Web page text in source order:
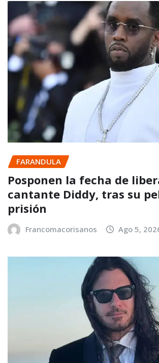
FARANDULA
Posponen la fecha de
cantante Diddy, tras su
prisión
Francomacorisanos Ago 5,